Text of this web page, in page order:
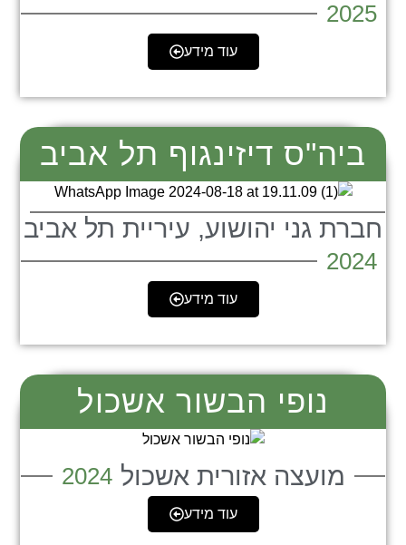
2025
עוד מידע
ביה"ס דיזינגוף תל אביב
חברת גני יהושוע, עיריית תל אביב
2024
עוד מידע
נופי הבשור אשכול
מועצה אזורית אשכול 2024
עוד מידע